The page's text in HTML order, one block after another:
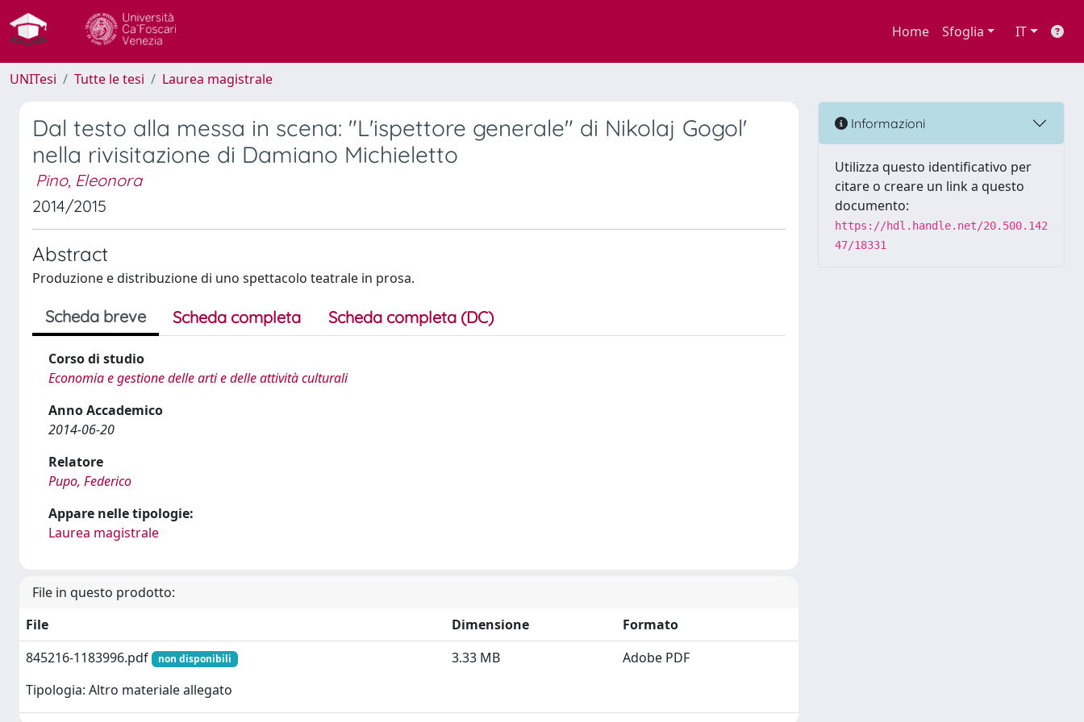
Home Sfoglia IT
UNITesi Tutte le tesi Laurea magistrale
Dal testo alla messa in scena: "L'ispettore generale" di Nikolaj Gogol'
nella rivisitazione di Damiano Michieletto
Pino, Eleonora
2014/2015
Abstract
Produzione e distribuzione di uno spettacolo teatrale in prosa.
Scheda breve Scheda completa Scheda completa (DC)
Corso di studio
Economia e gestione delle arti e delle attività culturali
Anno Accademico
2014-06-20
Relatore
Pupo, Federico
Appare nelle tipologie:
Laurea magistrale
File in questo prodotto:
File
Dimensione
Formato
845216-1183996.pdf
non disponibili
Tipologia: Altro materiale allegato
3.33 MB Adobe PDF
Informazioni
Utilizza questo identificativo per
citare o creare un link a questo
documento:
https://hdl.handle.net/20.500.142
47/18331